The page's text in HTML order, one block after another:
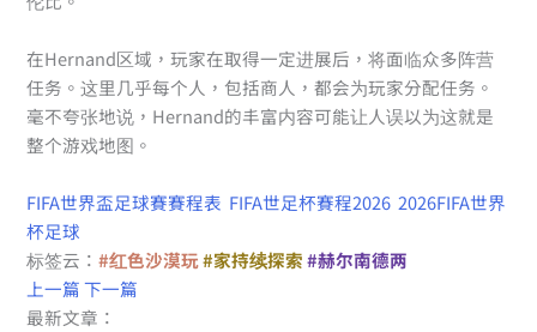
在Hernand区域，玩家在取得一定进展后，将面临众多阵营
任务。这里几乎每个人，包括商人，都会为玩家分配任务。
毫不夸张地说，Hernand的丰富内容可能让人误以为这就是
整个游戏地图。
FIFA世界盃足球賽賽程表 FIFA世足杯賽程2026 2026FIFA世界
杯足球
标签云：#红色沙漠玩#家持续探索 #赫尔南德两
上一篇 下一篇
最新文章：